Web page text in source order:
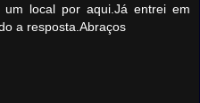
um local por aqui.Já entrei em
a resposta.Abraços